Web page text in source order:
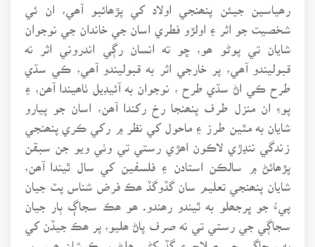
رھياسين جيئن پنھنجي اولاد کي پڙھائبو آھي، ان ئي
شخصيت جو اثر ۽ اولڙو فطري اسان جي خاندان جي نوجوان
شايان تي پوڻو ھو، ڇو ته انسان رڳي اندروني اثر نه
قبوليندو آھي، پر خارجي اثر به قبوليندو آھي، ڪي سڌي
طرح ڪي اڻ سڌي طرح ، نوجوان به آئيڊيل ٺاھيندا آھن، ۽
پوءِ ان منزل طرف پنھنجا رخ رکندا آھن، اسان جو پيارو
شايان به مٿين طرز ۽ ماحول کي نظر ۾ رکي ڪري پنھنجي
زندگي ننڍڙي لاڪون اھڙي رستي تي وٺي ويو جن سبقن
پڙھائڻ ۾ سالڪن استادن ۽ فلسفين کي سال ٿيندا آھن،
شايان پنھنجي تعليم سان گڏوگڏ ھڪ فرض شناس پٽ جيان
پيءُ جو ڀرجھلو به ٿيندو رھندو. ھو ھڪ سجاڳ ٻار جيان
سجاڳي جي رستي تي نه صرف پاڻ ھليو، پر ھڪ جيڏن کي
به سجاڳي جي صلاح ۽ گڏ کڻي ھلڻ ۾ ڪوشان ھيو، پر